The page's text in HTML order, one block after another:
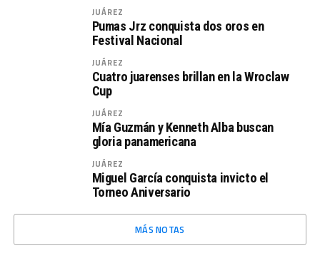
JUÁREZ
Pumas Jrz conquista dos oros en
Festival Nacional
JUÁREZ
Cuatro juarenses brillan en la Wroclaw
Cup
JUÁREZ
Mía Guzmán y Kenneth Alba buscan
gloria panamericana
JUÁREZ
Miguel García conquista invicto el
Torneo Aniversario
MÁS NOTAS